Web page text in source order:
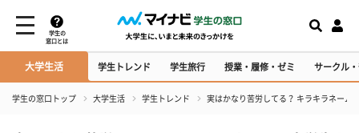
学生の
窓口とは
大学生活 学生トレンド 学生旅行 授業・履修・ゼミ サークル
学生の窓口トップ 大学生活 学生トレンド 実はかなり苦労してる？ キラキラネーム